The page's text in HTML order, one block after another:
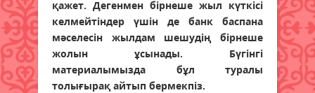
қажет. Дегенмен бірнеше жыл күткісі
келмейтіндер үшін де банк баспана
мәселесін жылдам шешудің бірнеше
жолын ұсынады. Бүгінгі
материалымызда бұл туралы
толығырақ айтып бермекпіз.